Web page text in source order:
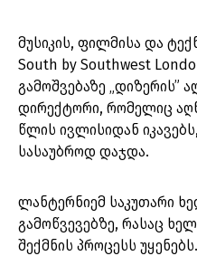
მუსიკის, ფილმისა და
South by Southwest
გამოშვებაზე „დიზერის”
დირექტორი, რომელიც
წლის ივლისიდან
სასაუბროდ დაჯდა.
ლანტერნიემ საკუთარი
გამოწვევებზე, რასაც
შექმნის პროცესს